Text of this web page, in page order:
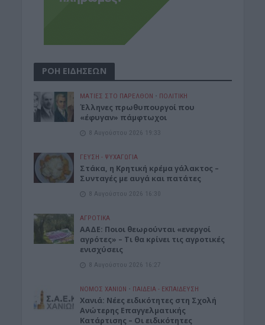
ΡΟΗ ΕΙΔΗΣΕΩΝ
ΜΑΤΙΕΣ ΣΤΟ ΠΑΡΕΛΘΟΝ • ΠΟΛΙΤΙΚΗ
Έλληνες πρωθυπουργοί που
«έφυγαν» πάμφτωχοι
8 Αυγούστου 2026 19:33
ΓΕΎΣΗ - ΨΥΧΑΓΩΓΊΑ
Στάκα, η Κρητική κρέμα γάλακτος –
Συνταγές με αυγά και πατάτες
8 Αυγούστου 2026 16:30
ΑΓΡΟΤΙΚΑ
ΑΑΔΕ: Ποιοι θεωρούνται «ενεργοί
αγρότες» – Τι θα κρίνει τις αγροτικές
ενισχύσεις
8 Αυγούστου 2026 16:27
ΝΟΜΌΣ ΧΑΝΊΩΝ • ΠΑΙΔΕΙΑ - ΕΚΠΑΙΔΕΥΣΗ
Χανιά: Νέες ειδικότητες στη Σχολή
Ανώτερης Επαγγελματικής
Κατάρτισης – Οι ειδικότητες